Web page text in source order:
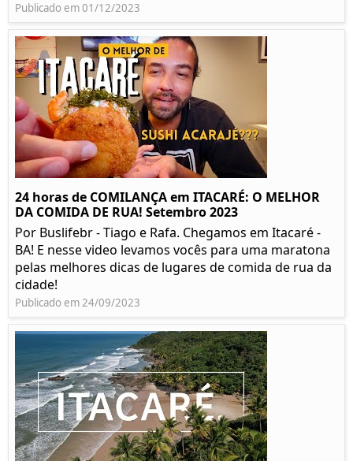
Publicado em 01/12/2023
24 horas de COMILANÇA em ITACARÉ: O MELHOR
DA COMIDA DE RUA! Setembro 2023
Por Buslifebr - Tiago e Rafa. Chegamos em Itacaré -
BA! E nesse video levamos vocês para uma maratona
pelas melhores dicas de lugares de comida de rua da
cidade!
Publicado em 24/09/2023